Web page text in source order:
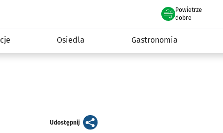
Powietrze
we Wrocławiu
dobre
Osiedla Gastronomia
Udostępnijartykuł